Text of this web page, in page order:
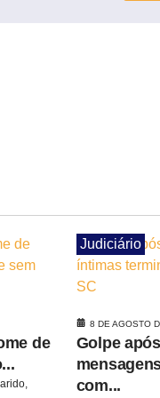
de
Judiciário
8 DE AGOSTO
Golpe
com...